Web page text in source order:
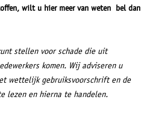
wilt u hier meer van weten bel dan
stellen voor schade die uit
komen. Wij adviseren u
wettelijk gebruiksvoorschrift en de
lezen en hierna te handelen.